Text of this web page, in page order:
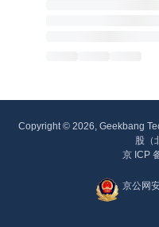
Copyright © 2026, Geekbang
股（
京 ICP
京公网